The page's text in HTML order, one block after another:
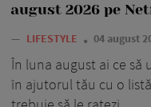
august 2026 pe
— LIFESTYLE 04 august
În luna august ai ce să
în ajutorul tău cu o